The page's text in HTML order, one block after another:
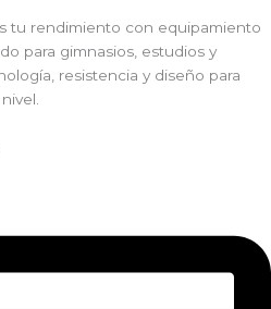
tu rendimiento con equipamiento
para gimnasios, estudios y
resistencia y diseño para